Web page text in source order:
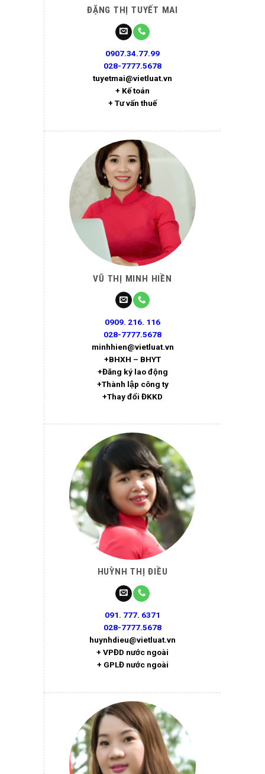
ĐẶNG THỊ TUYẾT MAI
0907.34.77.99
028-7777.5678
tuyetmai@vietluat.vn
+ Kế toán
+ Tư vấn thuế
VŨ THỊ MINH HIỀN
0909. 216. 116
028-7777.5678
minhhien@vietluat.vn
+BHXH – BHYT
+Đăng ký lao động
+Thành lập công ty
+Thay đổi ĐKKD
HUỲNH THỊ ĐIỀU
091. 777. 6371
028-7777.5678
huynhdieu@vietluat.vn
+ VPĐD nước ngoài
+ GPLĐ nước ngoài